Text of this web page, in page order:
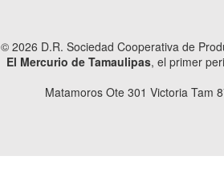
© 2026 D.R. Sociedad Cooperativa de
El Mercurio de Tamaulipas, el primer
Matamoros Ote 301 Victoria Tam